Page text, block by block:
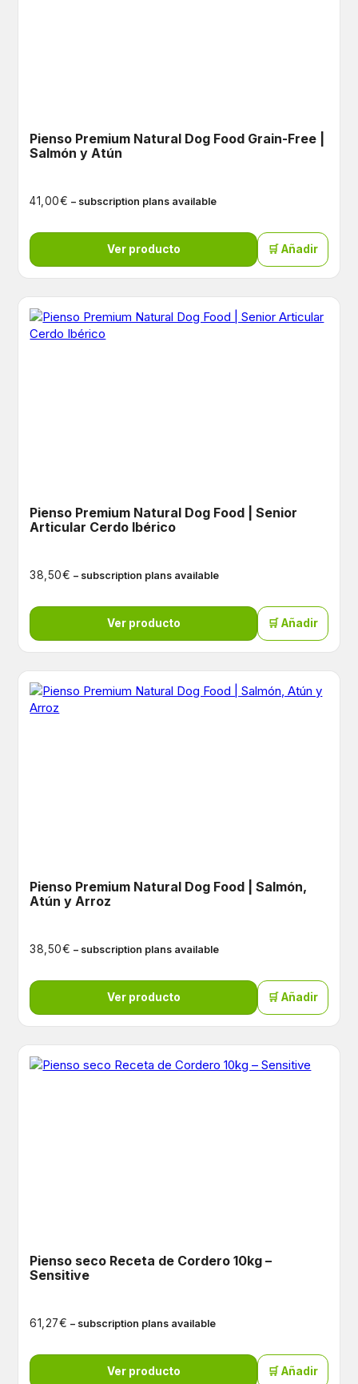
Pienso Premium Natural Dog Food Grain-Free |
Salmón y Atún
41,00€ – subscription plans available
Ver producto 🛒 Añadir
Pienso Premium Natural Dog Food | Senior
Articular Cerdo Ibérico
38,50€ – subscription plans available
Ver producto 🛒 Añadir
Pienso Premium Natural Dog Food | Salmón,
Atún y Arroz
38,50€ – subscription plans available
Ver producto 🛒 Añadir
Pienso seco Receta de Cordero 10kg –
Sensitive
61,27€ – subscription plans available
Ver producto 🛒 Añadir